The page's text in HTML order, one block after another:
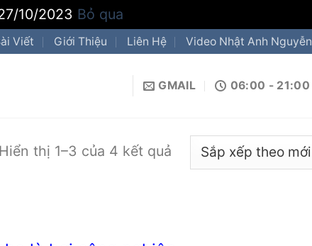
10/2023 Bỏ qua
Viết Giới Thiệu Liên Hệ Video Nhật Anh Nguyễn
GMAIL 06:00 - 21:00
Hiển thị 1–3 của 4 kết quả